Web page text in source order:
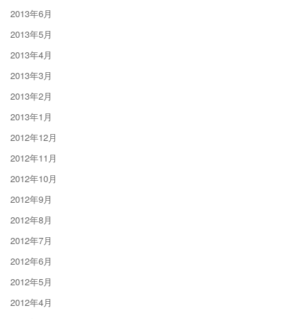
2013年6月
2013年5月
2013年4月
2013年3月
2013年2月
2013年1月
2012年12月
2012年11月
2012年10月
2012年9月
2012年8月
2012年7月
2012年6月
2012年5月
2012年4月